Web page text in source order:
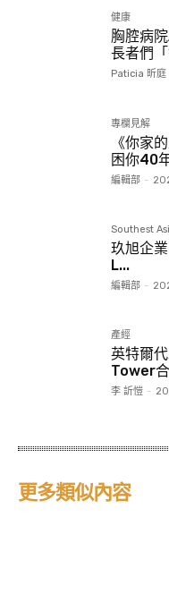
健康
胸腔病
長者們
Paticia 昕庭
專欄見解
《你家
困你40
編輯部 -
Southest
玖旭企
L...
編輯部 -
產經
英特爾
Tower
李 訢愷 -
更多類似內容